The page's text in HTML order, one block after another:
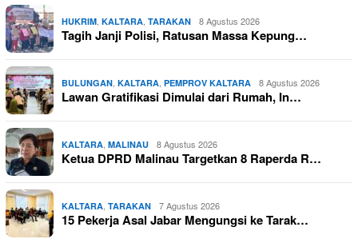
HUKRIM KALTARA TARAKAN 8 Agustus 2026
Tagih Janji Polisi, Ratusan Massa Kepung…
BULUNGAN KALTARA PEMPROV KALTARA 8 Agustus 2026
Lawan Gratifikasi Dimulai dari Rumah, In…
KALTARA MALINAU 8 Agustus 2026
Ketua DPRD Malinau Targetkan 8 Raperda R…
KALTARA TARAKAN 7 Agustus 2026
15 Pekerja Asal Jabar Mengungsi ke Tarak…